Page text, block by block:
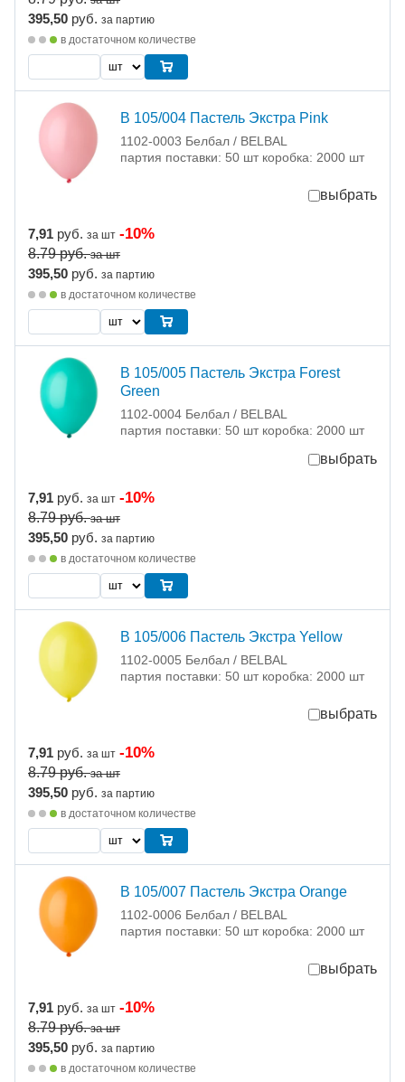
395,50 руб. за партию
в достаточном количестве
В 105/004 Пастель Экстра Pink
1102-0003 Белбал / BELBAL
партия поставки: 50 шт коробка: 2000 шт
выбрать
7,91 руб. за шт -10%
8.79руб. за шт
395,50 руб. за партию
в достаточном количестве
В 105/005 Пастель Экстра Forest
Green
1102-0004 Белбал / BELBAL
партия поставки: 50 шт коробка: 2000 шт
выбрать
7,91 руб. за шт -10%
8.79руб. за шт
395,50 руб. за партию
в достаточном количестве
В 105/006 Пастель Экстра Yellow
1102-0005 Белбал / BELBAL
партия поставки: 50 шт коробка: 2000 шт
выбрать
7,91 руб. за шт -10%
8.79руб. за шт
395,50 руб. за партию
в достаточном количестве
В 105/007 Пастель Экстра Orange
1102-0006 Белбал / BELBAL
партия поставки: 50 шт коробка: 2000 шт
выбрать
7,91 руб. за шт -10%
8.79руб. за шт
395,50 руб. за партию
в достаточном количестве